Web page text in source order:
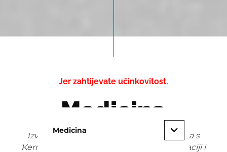
Jer zahtijevate učinkovitost.
Medicina
Izvedba čistih prostora vrlo je jednostavna s
Kerrockom. Nalazimo ga u medicini, farmaciji i
Medicina